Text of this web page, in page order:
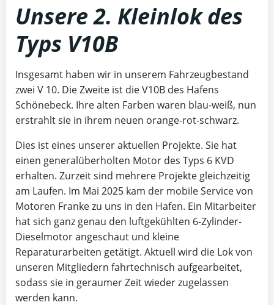
Unsere 2. Kleinlok des
Typs V10B
Insgesamt haben wir in unserem Fahrzeugbestand
zwei V 10. Die Zweite ist die V10B des Hafens
Schönebeck. Ihre alten Farben waren blau-weiß, nun
erstrahlt sie in ihrem neuen orange-rot-schwarz.
Dies ist eines unserer aktuellen Projekte. Sie hat
einen generalüberholten Motor des Typs 6 KVD
erhalten. Zurzeit sind mehrere Projekte gleichzeitig
am Laufen. Im Mai 2025 kam der mobile Service von
Motoren Franke zu uns in den Hafen. Ein Mitarbeiter
hat sich ganz genau den luftgekühlten 6-Zylinder-
Dieselmotor angeschaut und kleine
Reparaturarbeiten getätigt. Aktuell wird die Lok von
unseren Mitgliedern fahrtechnisch aufgearbeitet,
sodass sie in geraumer Zeit wieder zugelassen
werden kann.